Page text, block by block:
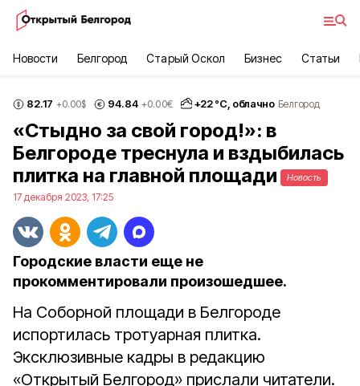
Новости Белгород Старый Оскол Бизнес Статьи
82.17 +0.00$ 94.84 +0.00€ +22°С, облачно Белгород
«Стыдно за свой город!»: в
Белгороде треснула и вздыбилась
плитка на главной площади
Новость
17 декабря 2023, 17:25
Городские власти еще не
прокомментировали произошедшее.
На Соборной площади в Белгороде
испортилась тротуарная плитка.
Эксклюзивные кадры в редакцию
«Открытый Белгород» прислали читатели.